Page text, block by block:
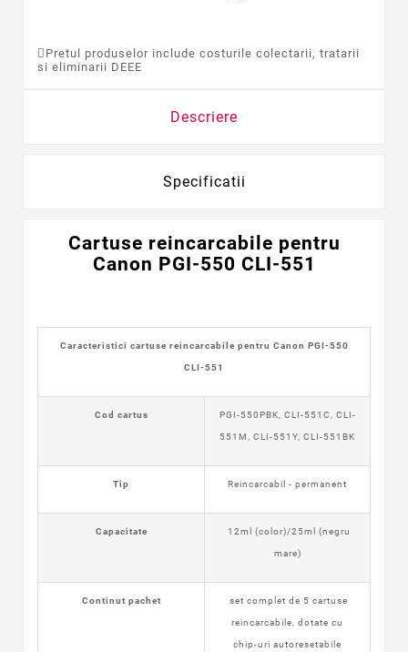
Pretul produselor include costurile colectarii, tratarii
si eliminarii DEEE
Descriere
Specificatii
Cartuse reincarcabile pentru
Canon PGI-550 CLI-551
Caracteristici cartuse reincarcabile pentru Canon PGI-550
CLI-551
Cod cartus PGI-550PBK, CLI-551C, CLI-
551M CLI-551Y, CLI-551 BK
Tip Reincarcabil - permanent
Capacitate 12ml (color)/25ml (negru
mare)
Continut pachet set complet de 5 cartuse
reincarcabile, dotate cu
chip-uri autoresetabile